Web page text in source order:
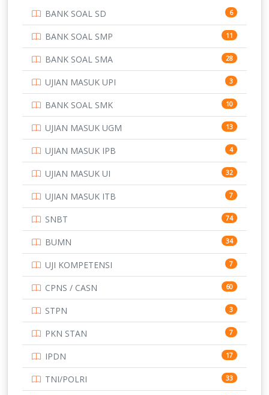
3
169
7
PTDI STTD 4
133
SMA 146
SMK 231
SMP 134
STIP 2
153
345
UNIVERSITAS AIRLANGGA 15
16
15
15
14
14
BANK SOAL SD 6
BANK SOAL SMP 11
BANK SOAL SMA 28
UJIAN MASUK UPI 3
BANK SOAL SMK 10
UJIAN MASUK UGM 13
UJIAN MASUK IPB 4
UJIAN MASUK UI 32
UJIAN MASUK ITB 7
SNBT 74
BUMN 34
UJI KOMPETENSI 7
CPNS / CASN 60
STPN 3
PKN STAN 7
IPDN 17
TNI/POLRI 33